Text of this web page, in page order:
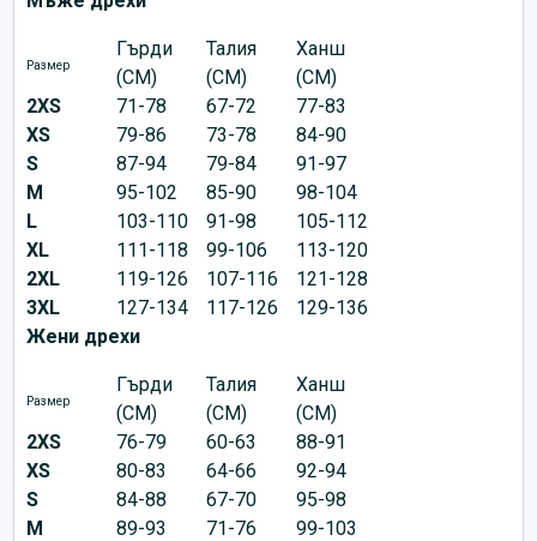
Размер
Гърди
(CM)
Талия
(CM)
Ханш
(CM)
2XS
71-78 67-72
77-83
XS
79-86 73-78
84-90
S
87-94 79-84
91-97
M
95-102 85-90
98-104
L
103-110 91-98
105-112
XL
111-118 99-106
113-120
2XL
119-126 107-116
121-128
3XL
127-134 117-126
129-136
Жени дрехи
Размер
Гърди
(CM)
Талия
(CM)
Ханш
(CM)
2XS
76-79 60-63
88-91
XS
80-83 64-66
92-94
S
84-88 67-70
95-98
M
89-93 71-76
99-103